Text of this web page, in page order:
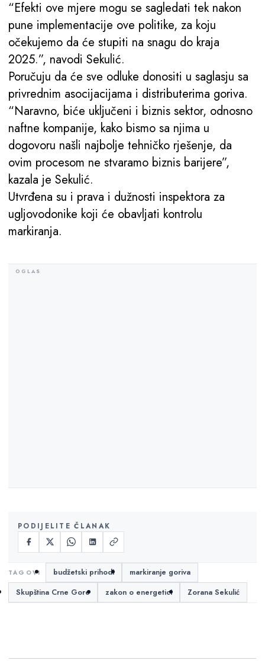
“Efekti ove mjere mogu se sagledati tek nakon
pune implementacije ove politike, za koju
očekujemo da će stupiti na snagu do kraja
2025.”, navodi Sekulić.
Poručuju da će sve odluke donositi u saglasju sa
privrednim asocijacijama i distributerima goriva.
“Naravno, biće uključeni i biznis sektor, odnosno
naftne kompanije, kako bismo sa njima u
dogovoru našli najbolje tehničko rješenje, da
ovim procesom ne stvaramo biznis barijere”,
kazala je Sekulić.
Utvrđena su i prava i dužnosti inspektora za
ugljovodonike koji će obavljati kontrolu
markiranja.
PODIJELITE ČLANAK
budžetski prihodi
markiranje goriva
Skupština Crne Gore
zakon o energetici Zorana Sekulić